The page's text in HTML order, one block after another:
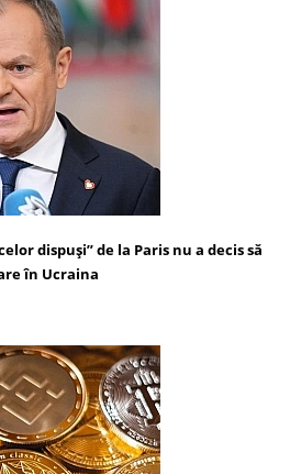
dispuși” de la Paris nu a decis să
în Ucraina